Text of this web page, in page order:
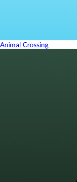
Animal Crossing